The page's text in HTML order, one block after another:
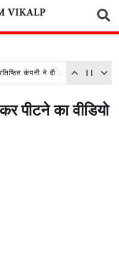
नकली ब्रांडेड घी के बड़े रैकेट का भंडाफोड़: प्रतिष्ठित कंपनी ने दी तहरीर, पुलिस जांच में जुटी
पीटने का वीडियो